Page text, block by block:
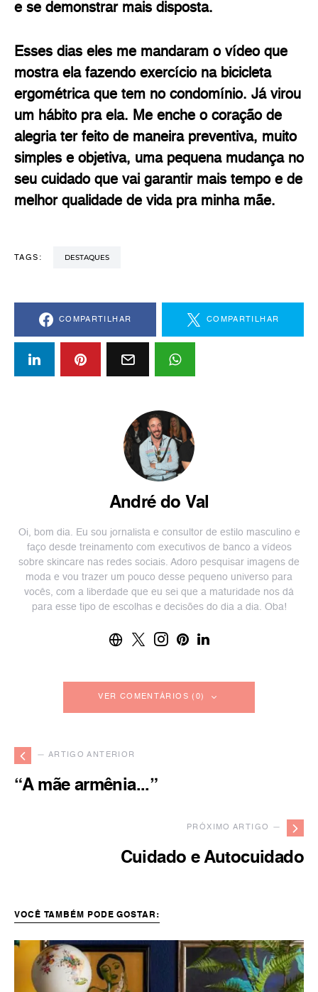
e se demonstrar mais disposta.
Esses dias eles me mandaram o vídeo que
mostra ela fazendo exercício na bicicleta
ergométrica que tem no condomínio. Já virou
um hábito pra ela. Me enche o coração de
alegria ter feito de maneira preventiva, muito
simples e objetiva, uma pequena mudança no
seu cuidado que vai garantir mais tempo e de
melhor qualidade de vida pra minha mãe.
TAGS: DESTAQUES
COMPARTILHAR COMPARTILHAR
André do Val
Oi, bom dia. Eu sou jornalista e consultor de estilo masculino e
faço desde treinamento com executivos de banco a vídeos
sobre skincare nas redes sociais. Adoro pesquisar imagens de
moda e vou trazer um pouco desse pequeno universo para
vocês, com a liberdade que eu sei que a maturidade nos dá
para esse tipo de escolhas e decisões do dia a dia. Oba!
VER COMENTÁRIOS (0)
— ARTIGO ANTERIOR
“A mãe armênia...”
PRÓXIMO ARTIGO —
Cuidado e Autocuidado
VOCÊ TAMBÉM PODE GOSTAR: